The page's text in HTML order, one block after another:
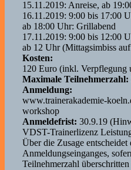
15.11.2019: Anreise, ab
16.11.2019: 9:00 bis 17:00
ab 18:00 Uhr: Grillabend
17.11.2019: 9:00 bis 12:00
ab 12 Uhr (Mittagsimbiss
Kosten:
120 Euro (inkl.
Maximale Teilnehmerzahl:
Anmeldung:
www.trainerakademie-
workshop
Anmeldefrist: 30.9.19
VDST-Trainerlizenz
Über die Zusage
Anmeldungseinganges,
Teilnehmerzahl